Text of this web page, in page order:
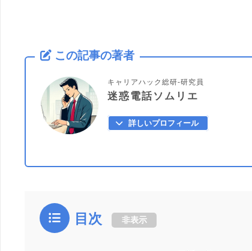
この記事の著者
キャリアハック総研-研究員
迷惑電話ソムリエ
詳しいプロフィール
目次 非表示